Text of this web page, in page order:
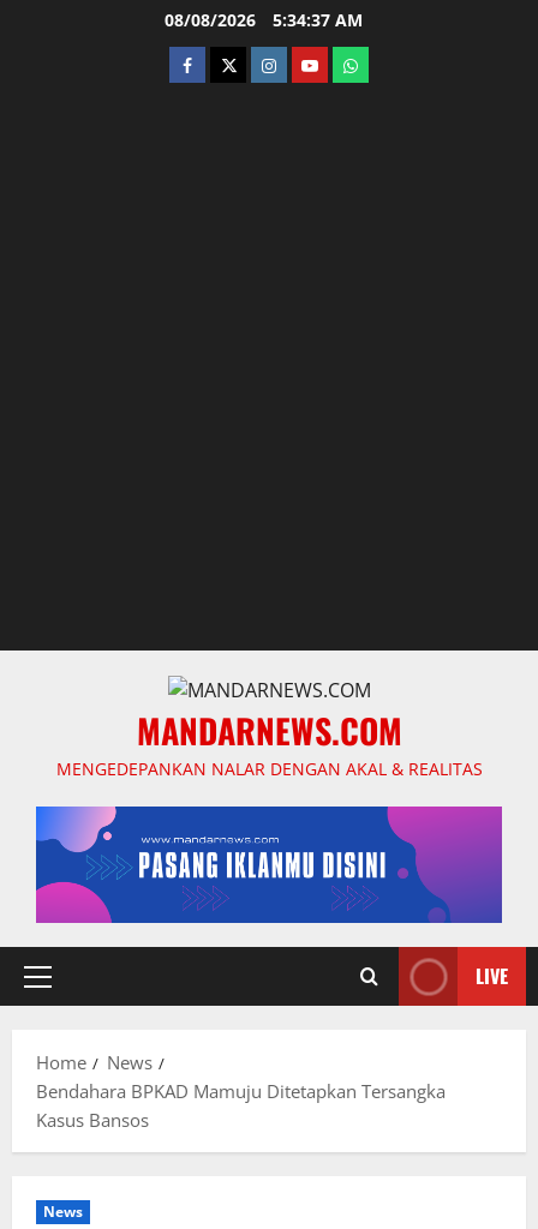
08/08/2026 5:34:38 AM
facebooktwitterinstagram.com
youtubewhatsapp
MANDARNEWS.COM
MENGEDEPANKAN NALAR DENGAN AKAL & REALITAS
Primary
LIVE
Home
News
Bendahara BPKAD Mamuju Ditetapkan Tersangka
Kasus Bansos
News